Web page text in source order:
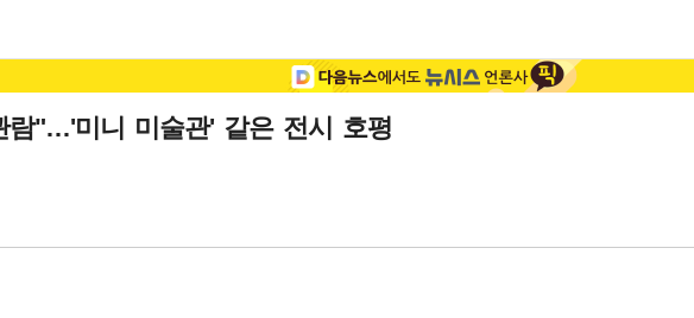
람"…'미니 미술관' 같은 전시 호평